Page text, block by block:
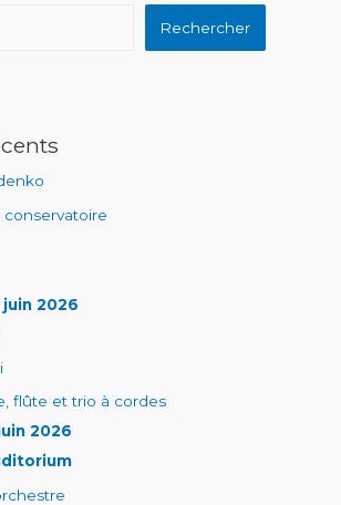
Rechercher
juin 2026
flûte et trio à cordes
2026